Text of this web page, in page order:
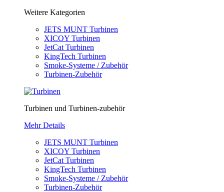
Weitere Kategorien
JETS MUNT Turbinen
XICOY Turbinen
JetCat Turbinen
KingTech Turbinen
Smoke-Systeme / Zubehör
Turbinen-Zubehör
Turbinen und Turbinen-zubehör
Mehr Details
JETS MUNT Turbinen
XICOY Turbinen
JetCat Turbinen
KingTech Turbinen
Smoke-Systeme / Zubehör
Turbinen-Zubehör